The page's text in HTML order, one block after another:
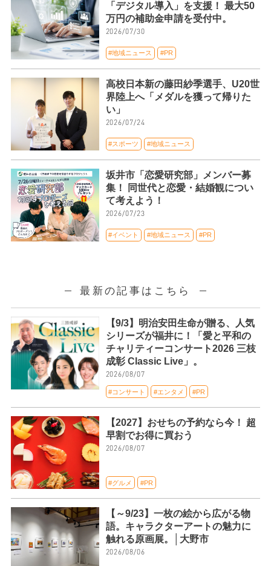
「デジタル導入」を支援！ 最大50
万円の補助金申請を受付中。
2026/07/30
#地域ニュース #PR
高校日本新の藤田紗季選手、U20世
界陸上へ「メダルを獲って帰りた
い」
2026/07/24
#スポーツ #地域ニュース
坂井市「恋愛研究部」メンバー募
集！ 同世代と恋愛・結婚観につい
て考えよう！
2026/07/23
#イベント #地域ニュース #PR
最新の記事はこちら
【9/3】明治安田生命が贈る、人気
シリーズが福井に！「愛と平和の
チャリティーコンサート2026 三枝
成彰 Classic Live」。
2026/08/07
#コンサート #エンタメ #PR
【2027】おせちの予約なら今！ 超
早割でお得に買おう
2026/08/07
#グルメ #PR
【～9/23】一枚の絵から広がる物
語。キャラクターアートの魅力に
触れる原画展。│大野市
2026/08/06